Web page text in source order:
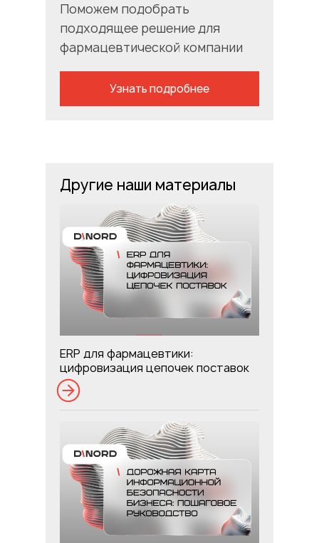
Другие наши материалы
ERP для фармацевтики:
цифровизация цепочек поставок
Поможем подобрать
подходящее решение для
фармацевтической компании
Узнать подробнее